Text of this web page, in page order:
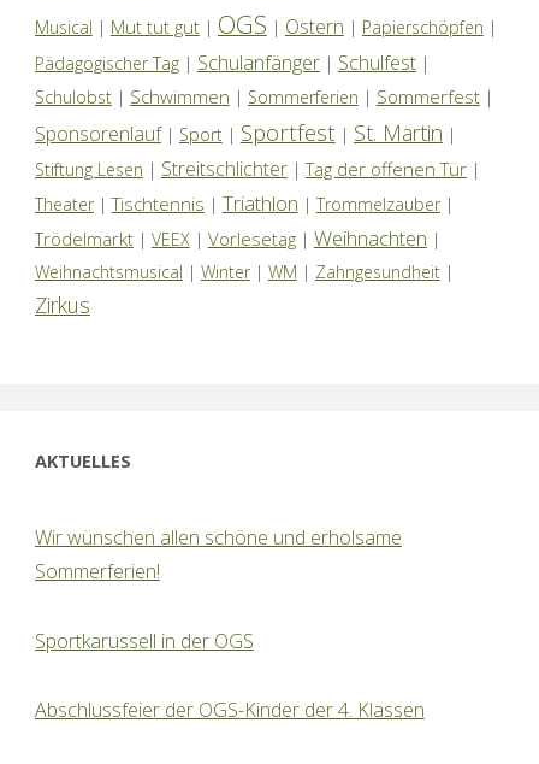
Musical | Mut tut gut| OGS | Ostern | Papierschöpfen |
Pädagogischer Tag| Schulanfänger| Schulfest|
Schulobst| Schwimmen | Sommerferien | Sommerfest|
Sponsorenlauf| Sport| Sportfest | St. Martin |
Stiftung Lesen | Streitschlichter|Tag der offenen Tür|
Theater|Tischtennis | Triathlon | Trommelzauber|
Trödelmarkt| VEEX| Vorlesetag| Weihnachten |
Weihnachtsmusical | Winter| WM | Zahngesundheit|
Zirkus
AKTUELLES
Wir wünschen allen schöne und erholsame
Sommerferien!
Sportkarussell in der OGS
Abschlussfeier der OGS-Kinder der 4. Klassen